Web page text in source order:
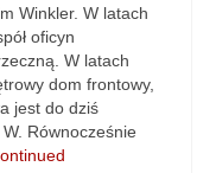
Winkler. W latach
oficyn
W latach
dom frontowy,
jest do dziś
Równocześnie